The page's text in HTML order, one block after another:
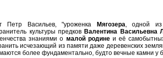
Петр Васильев, "уроженка Мягозера, одной из
культуры предков Валентина Васильевна
знаниями о малой родинеи её
исчезающий из памяти даже деревенских
более фундаментально, будто вечные камни у